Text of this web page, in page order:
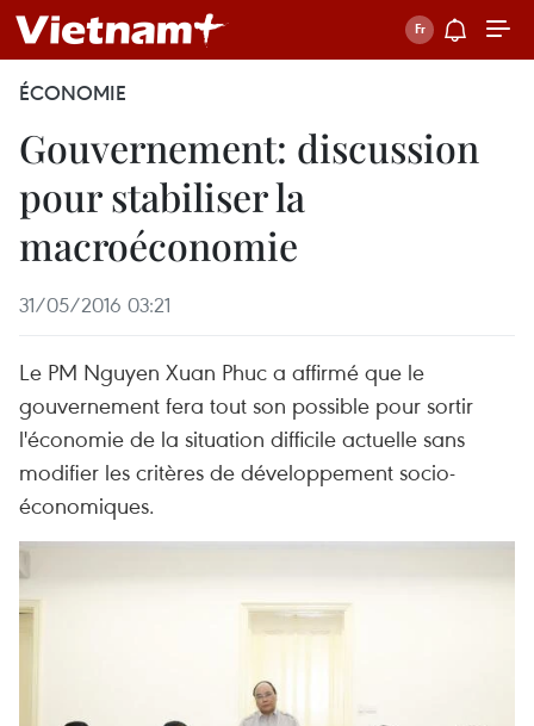
ÉCONOMIE
Gouvernement: discussion
pour stabiliser la
macroéconomie
31/05/2016 03:21
Le PM Nguyen Xuan Phuc a affirmé que le
gouvernement fera tout son possible pour sortir
l'économie de la situation difficile actuelle sans
modifier les critères de développement socio-
économiques.